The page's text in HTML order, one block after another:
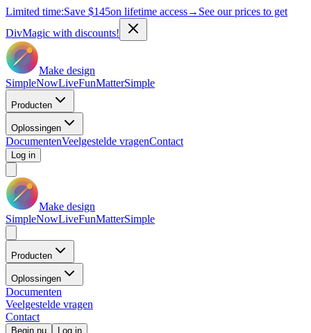
Limited time:Save $145on lifetime access→ See our prices to get
DivMagic with discounts!
Make design
SimpleNowLiveFunMatterSimple
Producten
Oplossingen
DocumentenVeelgestelde vragenContact
Log in
Make design
SimpleNowLiveFunMatterSimple
Producten
Oplossingen
Documenten
Veelgestelde vragen
Contact
Begin nu Log in